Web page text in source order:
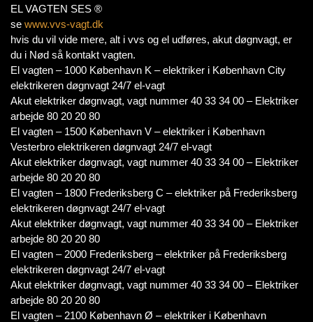
EL VAGTEN SES ®
se www.vvs-vagt.dk
hvis du vil vide mere, alt i vvs og el udføres, akut døgnvagt, er
du i Nød så kontakt vagten.
El vagten – 1000 København K – elektriker i København City
elektrikeren døgnvagt 24/7 el-vagt
Akut elektriker døgnvagt, vagt nummer 40 33 34 00 – Elektriker
arbejde 80 20 20 80
El vagten – 1500 København V – elektriker i København
Vesterbro elektrikeren døgnvagt 24/7 el-vagt
Akut elektriker døgnvagt, vagt nummer 40 33 34 00 – Elektriker
arbejde 80 20 20 80
El vagten – 1800 Frederiksberg C – elektriker på Frederiksberg
elektrikeren døgnvagt 24/7 el-vagt
Akut elektriker døgnvagt, vagt nummer 40 33 34 00 – Elektriker
arbejde 80 20 20 80
El vagten – 2000 Frederiksberg – elektriker på Frederiksberg
elektrikeren døgnvagt 24/7 el-vagt
Akut elektriker døgnvagt, vagt nummer 40 33 34 00 – Elektriker
arbejde 80 20 20 80
El vagten – 2100 København Ø – elektriker i København